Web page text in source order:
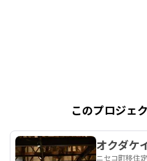
このプロジェ
オクダケ
ニセコ町移住